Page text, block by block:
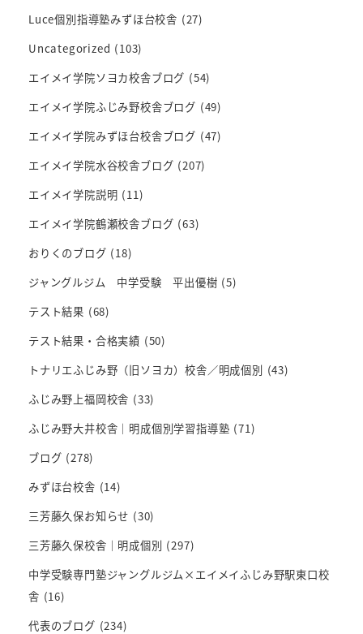
Luce個別指導塾みずほ台校舎 (27)
Uncategorized (103)
エイメイ学院ソヨカ校舎ブログ (54)
エイメイ学院ふじみ野校舎ブログ (49)
エイメイ学院みずほ台校舎ブログ (47)
エイメイ学院水谷校舎ブログ (207)
エイメイ学院説明 (11)
エイメイ学院鶴瀬校舎ブログ (63)
おりくのブログ (18)
ジャングルジム 中学受験 平出優樹 (5)
テスト結果 (68)
テスト結果・合格実績 (50)
トナリエふじみ野（旧ソヨカ）校舎／明成個別 (43)
ふじみ野上福岡校舎 (33)
ふじみ野大井校舎｜明成個別学習指導塾 (71)
ブログ (278)
みずほ台校舎 (14)
三芳藤久保お知らせ (30)
三芳藤久保校舎｜明成個別 (297)
中学受験専門塾ジャングルジム×エイメイふじみ野駅東口校
舎 (16)
代表のブログ (234)